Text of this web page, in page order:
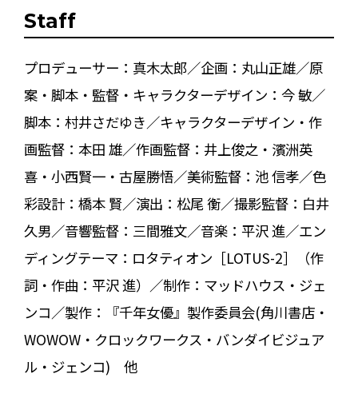
Staff
プロデューサー：真木太郎／企画：丸山正雄／原
案・脚本・監督・キャラクターデザイン：今 敏／
脚本：村井さだゆき／キャラクターデザイン・作
画監督：本田 雄／作画監督：井上俊之・濱洲英
喜・小西賢一・古屋勝悟／美術監督：池 信孝／色
彩設計：橋本 賢／演出：松尾 衡／撮影監督：白井
久男／音響監督：三間雅文／音楽：平沢 進／エン
ディングテーマ：ロタティオン［LOTUS-2］（作
詞・作曲：平沢 進）／制作：マッドハウス・ジェ
ンコ／製作：『千年女優』製作委員会(角川書店・
WOWOW・クロックワークス・バンダイビジュア
ル・ジェンコ) 他